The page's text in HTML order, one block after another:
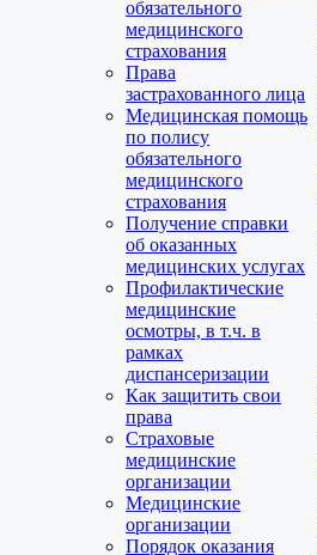
обязательного
медицинского
страхования
Права
застрахованного лица
Медицинская помощь
по полису
обязательного
медицинского
страхования
Получение справки
об оказанных
медицинских услугах
Профилактические
медицинские
осмотры, в т.ч. в
рамках
диспансеризации
Как защитить свои
права
Страховые
медицинские
организации
Медицинские
организации
Порядок оказания